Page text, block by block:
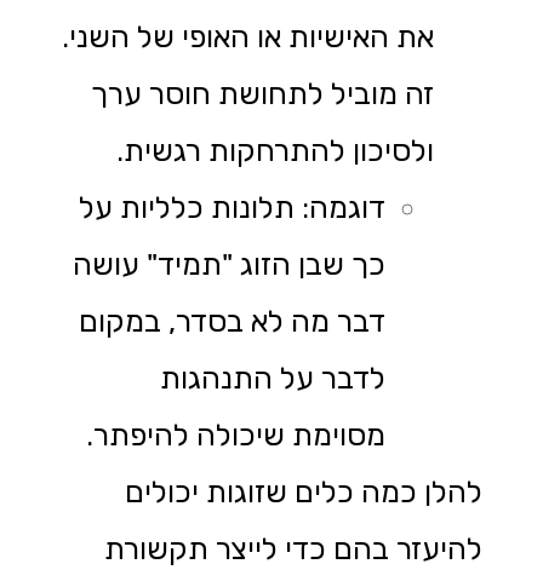
את האישיות או האופי של השני.
זה מוביל לתחושת חוסר ערך
ולסיכון להתרחקות רגשית.
דוגמה: תלונות כלליות על
כך שבן הזוג "תמיד" עושה
דבר מה לא בסדר, במקום
לדבר על התנהגות
מסוימת שיכולה להיפתר.
להלן כמה כלים שזוגות יכולים
להיעזר בהם כדי לייצר תקשורת